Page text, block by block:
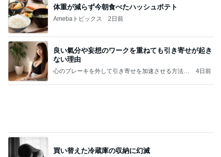
体重が減らず今朝食べたハッシュポテト
Amebaトピックス 2日前
良い氣分や妄想のワークを重ねても引き寄せが起き
ない理由
心のブレーキを外して引き寄せを加速させる方法：
4日前
買い替えた冷蔵庫の収納に幻滅